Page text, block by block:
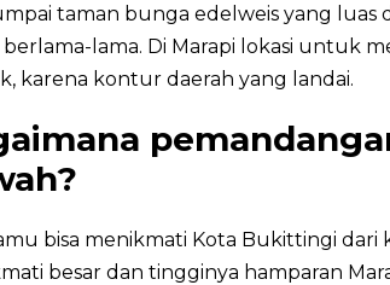
taman bunga edelweis yang luas
lama. Di Marapi lokasi untuk
karena kontur daerah yang landai.
bisa menikmati Kota Bukittingi dari
besar dan tingginya hamparan